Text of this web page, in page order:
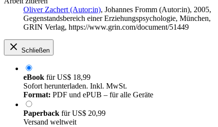
Oliver Zachert (Autor:in), Johannes Fromm (Autor:in), 2005,
Gegenstandsbereich einer Erziehungspsychologie, München,
GRIN Verlag, https://www.grin.com/document/51449
Schließen
eBook fürUS$ 18,99
Sofort herunterladen. Inkl. MwSt.
Format: PDF und ePUB – für alle Geräte
Paperback fürUS$ 20,99
Versand weltweit